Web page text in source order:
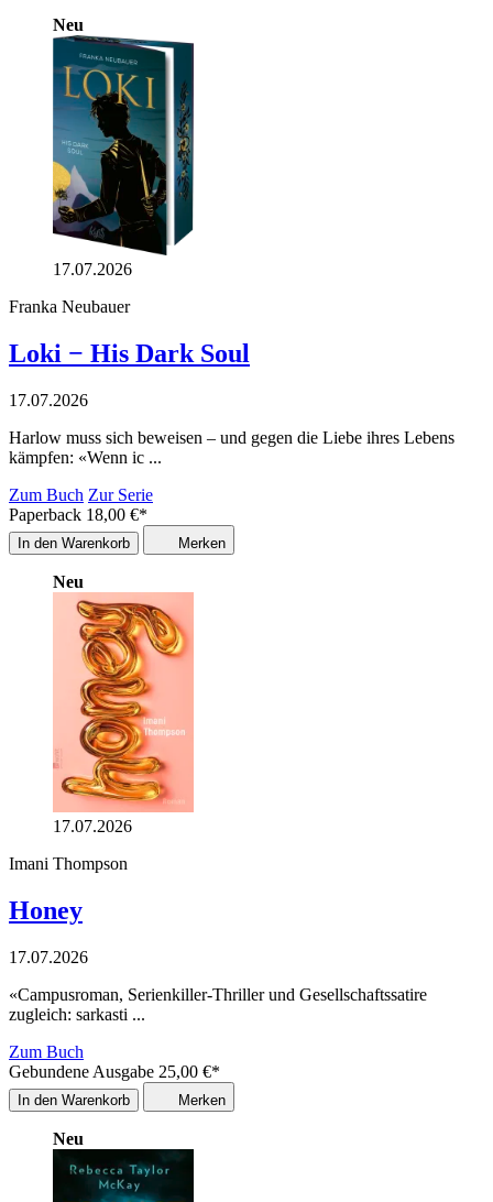
Neu
17.07.2026
Franka Neubauer
Loki − His Dark Soul
17.07.2026
Harlow muss sich beweisen – und gegen die Liebe ihres Lebens
kämpfen: «Wenn ic ...
Zum Buch Zur Serie
Paperback 18,00 €*
In den Warenkorb Merken
Neu
17.07.2026
Imani Thompson
Honey
17.07.2026
«Campusroman, Serienkiller-Thriller und Gesellschaftssatire
zugleich: sarkasti ...
Zum Buch
Gebundene Ausgabe 25,00 €*
In den Warenkorb Merken
Neu